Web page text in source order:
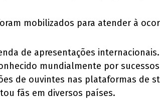
mobilizados para atender à
de apresentações internacionais.
mundialmente por sucessos
de ouvintes nas plataformas de
fãs em diversos países.